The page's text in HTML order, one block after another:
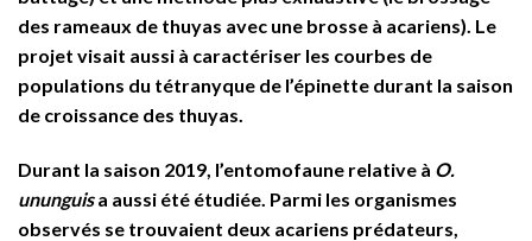
des rameaux de thuyas avec une brosse à acariens). Le
projet visait aussi à caractériser les courbes de
populations du tétranyque de l’épinette durant la saison
de croissance des thuyas.
Durant la saison 2019, l’entomofaune relative à O.
ununguisa aussi été étudiée. Parmi les organismes
observés se trouvaient deux acariens prédateurs,